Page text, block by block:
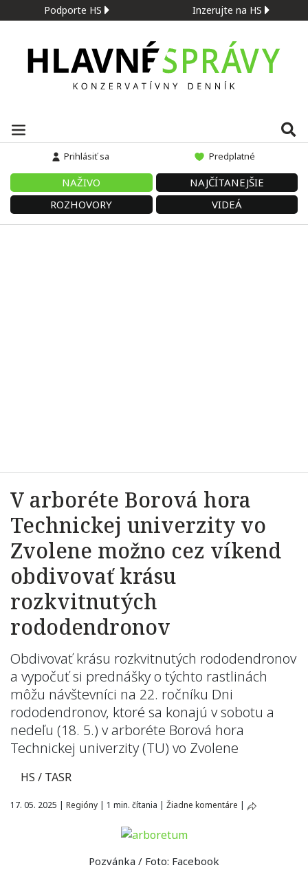
Podporte HS Inzerujte na HS
Prihlásiť sa Predplatné
NAŽIVO
NAJČÍTANEJŠIE
ROZHOVORY
VIDEÁ
V arboréte Borová hora
Technickej univerzity vo
Zvolene možno cez víkend
obdivovať krásu
rozkvitnutých
rododendronov
Obdivovať krásu rozkvitnutých rododendronov
a vypočuť si prednášky o týchto rastlinách
môžu návštevníci na 22. ročníku Dni
rododendronov, ktoré sa konajú v sobotu a
nedeľu (18. 5.) v arboréte Borová hora
Technickej univerzity (TU) vo Zvolene
HS / TASR
17. 05. 2025 | Regióny | 1 min. čítania | Žiadne komentáre |
Pozvánka / Foto: Facebook